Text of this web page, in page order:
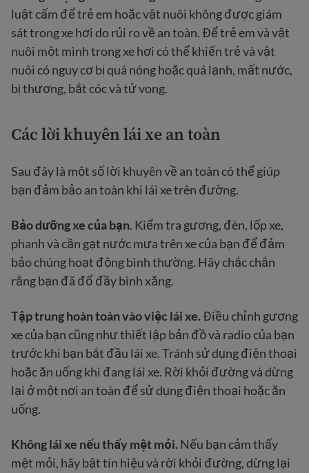
luật cấm để trẻ em hoặc vật nuôi không được giám
sát trong xe hơi do rủi ro về an toàn. Để trẻ em và vật
nuôi một mình trong xe hơi có thể khiến trẻ và vật
nuôi có nguy cơ bị quá nóng hoặc quá lạnh, mất nước,
bị thương, bắt cóc và tử vong.
Các lời khuyên lái xe an toàn
Sau đây là một số lời khuyên về an toàn có thể giúp
bạn đảm bảo an toàn khi lái xe trên đường.
Bảo dưỡng xe của bạn. Kiểm tra gương, đèn, lốp xe,
phanh và cần gạt nước mưa trên xe của bạn để đảm
bảo chúng hoạt động bình thường. Hãy chắc chắn
rằng bạn đã đổ đầy bình xăng.
Tập trung hoàn toàn vào việc lái xe.Điều chỉnh gương
xe của bạn cũng như thiết lập bản đồ và radio của bạn
trước khi bạn bắt đầu lái xe. Tránh sử dụng điện thoại
hoặc ăn uống khi đang lái xe. Rời khỏi đường và dừng
lại ở một nơi an toàn để sử dụng điện thoại hoặc ăn
uống.
Không lái xe nếu thấy mệt mỏi.Nếu bạn cảm thấy
mệt mỏi, hãy bật tín hiệu và rời khỏi đường, dừng lại